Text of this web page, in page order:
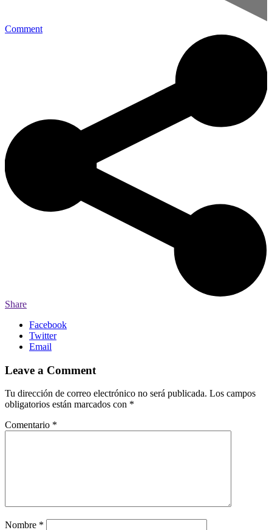
Comment
Share
Facebook
Twitter
Email
Leave a Comment
Tu dirección de correo electrónico no será publicada. Los campos
obligatorios están marcados con *
Comentario *
Nombre *